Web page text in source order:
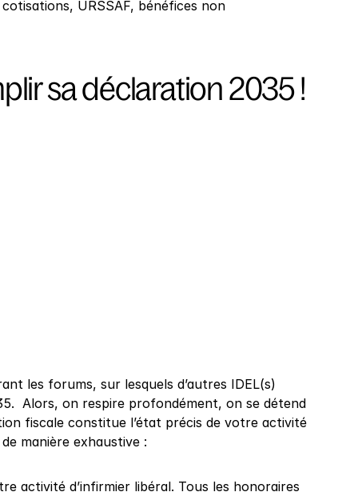
URSSAF, bénéfices non
sa déclaration 2035 !
les forums, sur lesquels d’autres IDEL(s)
Alors, on respire profondément, on se détend
fiscale constitue l’état précis de votre activité
manière exhaustive :
activité d’infirmier libéral. Tous les honoraires